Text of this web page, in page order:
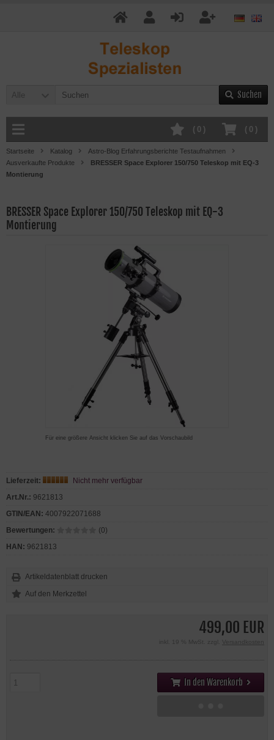
Alle Suchen
( 0 )
( 0 )
Startseite Katalog
Astro-Blog Erfahrungsberichte Testaufnahmen
Ausverkaufte Produkte
BRESSER Space Explorer 150/750 Teleskop mit EQ-3
Montierung
BRESSER Space Explorer 150/750 Teleskop mit EQ-3
Montierung
Für eine größere Ansicht klicken Sie auf das Vorschaubild
499,00 EUR
inkl. 19 % MwSt. zzgl. Versandkosten
In den Warenkorb
Lieferzeit:
Nicht mehr verfügbar
Art.Nr.: 9621813
GTIN/EAN: 4007922071688
Bewertungen:
(0)
HAN: 9621813
Artikeldatenblatt drucken